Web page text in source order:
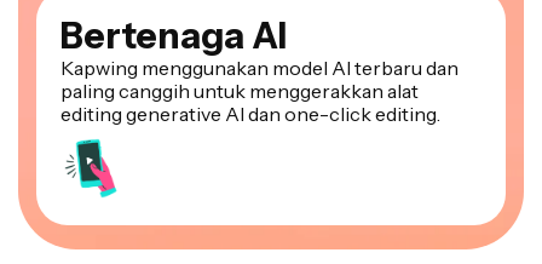
Bertenaga AI
Kapwing menggunakan model AI terbaru dan
paling canggih untuk menggerakkan alat
editing generative AI dan one-click editing.